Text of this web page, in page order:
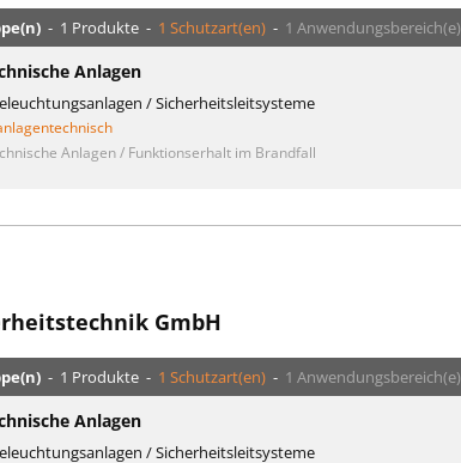
- 1 Produkte - 1 Schutzart(en)- 1 Anwendungsbereich(e)
Anlagen
/ Sicherheitsleitsysteme
Anlagen / Funktionserhalt im Brandfall
GmbH
- 1 Produkte - 1 Schutzart(en)- 1 Anwendungsbereich(e)
Anlagen
/ Sicherheitsleitsysteme